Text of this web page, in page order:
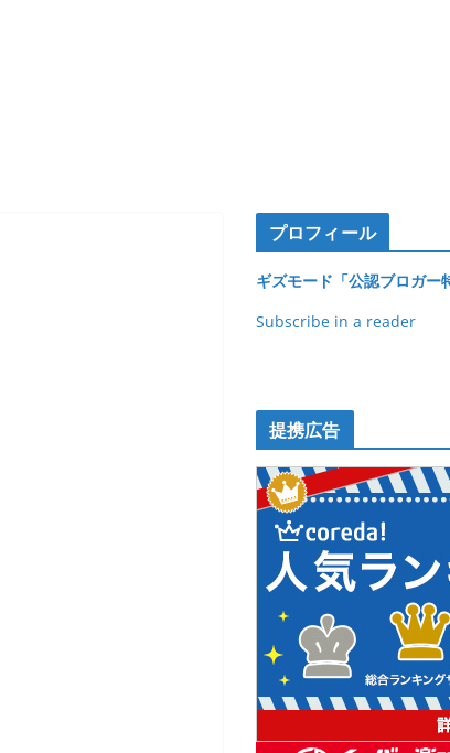
プロフィール
ギズモード「公認ブロガー
Subscribe in a reader
提携広告